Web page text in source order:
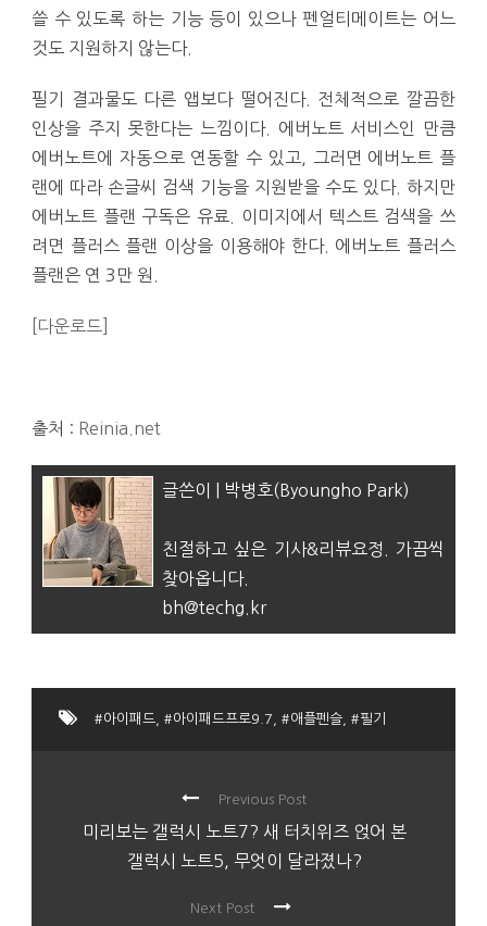
쓸 수 있도록 하는 기능 등이 있으나 펜얼티메이트는 어느
것도 지원하지 않는다.
필기 결과물도 다른 앱보다 떨어진다. 전체적으로 깔끔한
인상을 주지 못한다는 느낌이다. 에버노트 서비스인 만큼
에버노트에 자동으로 연동할 수 있고, 그러면 에버노트 플
랜에 따라 손글씨 검색 기능을 지원받을 수도 있다. 하지만
에버노트 플랜 구독은 유료. 이미지에서 텍스트 검색을 쓰
려면 플러스 플랜 이상을 이용해야 한다. 에버노트 플러스
플랜은 연 3만 원.
[다운로드]
출처 : Reinia.net
글쓴이 | 박병호(Byoungho Park)
친절하고 싶은 기사&리뷰요정. 가끔씩
찾아옵니다.
bh@techg.kr
#아이패드 #아이패드프로9.7 #애플펜슬 #필기
Previous Post
미리보는 갤럭시 노트7? 새 터치위즈 얹어 본
갤럭시 노트5, 무엇이 달라졌나?
Next Post